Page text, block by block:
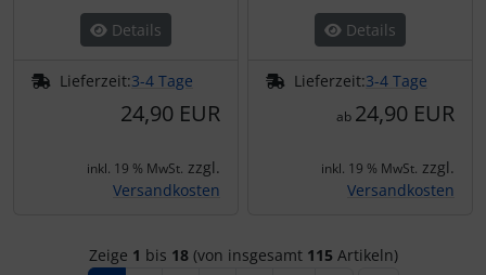
Details
Lieferzeit:3-4 Tage
24,90 EUR
inkl. 19 % MwSt. zzgl.
Versandkosten
Details
Lieferzeit:3-4 Tage
ab 24,90 EUR
inkl. 19 % MwSt. zzgl.
Versandkosten
Zeige 1 bis 18(von insgesamt 115 Artikeln)